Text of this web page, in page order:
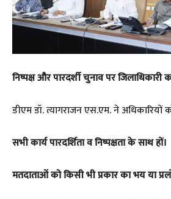
निष्पक्ष और पारदर्शी चुनाव पर जिलाधिकारी
डीएम डॉ. त्यागराजन एस.एम. ने अधिकारियों
सभी कार्य पारदर्शिता व निष्पक्षता के साथ हों।
मतदाताओं को किसी भी प्रकार का भय या